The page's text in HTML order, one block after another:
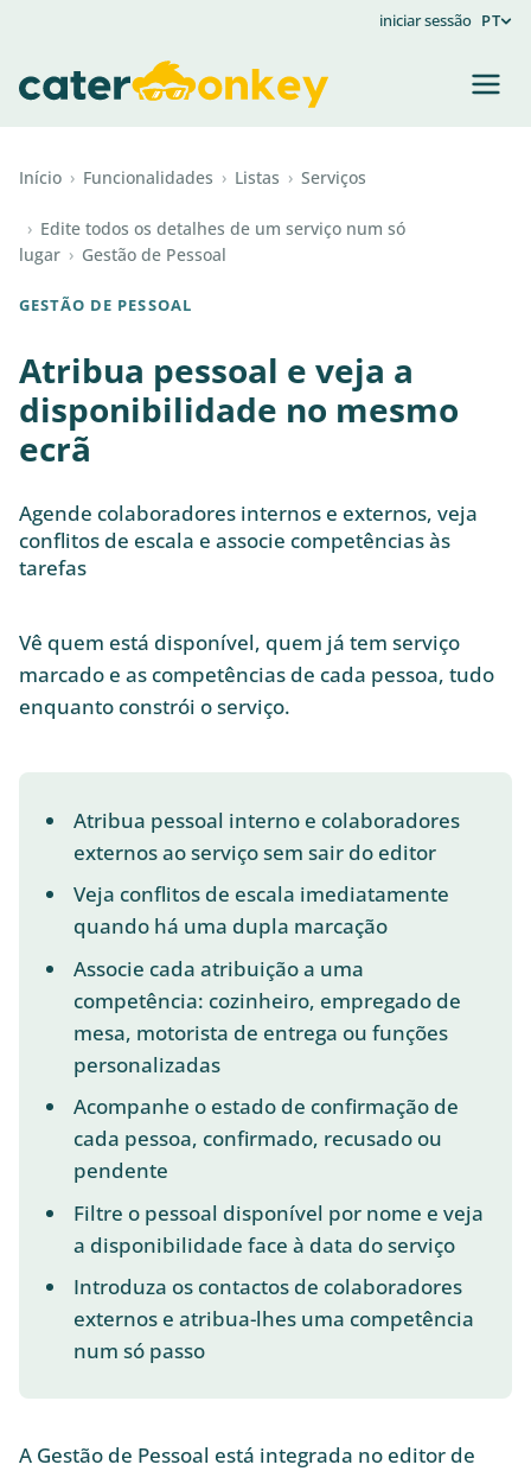
iniciar sessão PT
Início › Funcionalidades › Listas › Serviços
› Edite todos os detalhes de um serviço num só
lugar › Gestão de Pessoal
GESTÃO DE PESSOAL
Atribua pessoal e veja a
disponibilidade no mesmo
ecrã
Agende colaboradores internos e externos, veja
conflitos de escala e associe competências às
tarefas
Vê quem está disponível, quem já tem serviço
marcado e as competências de cada pessoa, tudo
enquanto constrói o serviço.
Atribua pessoal interno e colaboradores
externos ao serviço sem sair do editor
Veja conflitos de escala imediatamente
quando há uma dupla marcação
Associe cada atribuição a uma
competência: cozinheiro, empregado de
mesa, motorista de entrega ou funções
personalizadas
Acompanhe o estado de confirmação de
cada pessoa, confirmado, recusado ou
pendente
Filtre o pessoal disponível por nome e veja
a disponibilidade face à data do serviço
Introduza os contactos de colaboradores
externos e atribua-lhes uma competência
num só passo
A Gestão de Pessoal está integrada no editor de